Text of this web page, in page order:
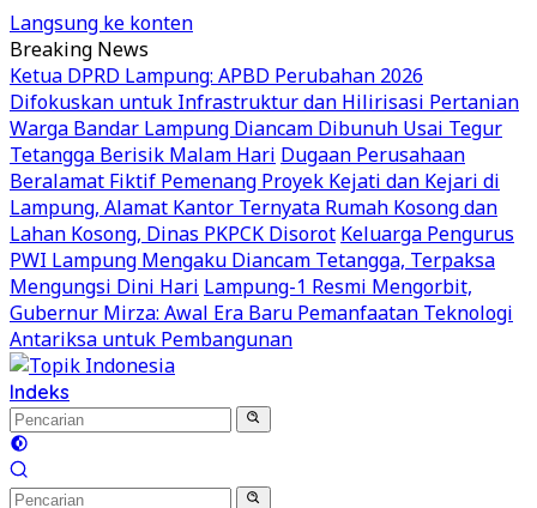
Langsung ke konten
Breaking News
Ketua DPRD Lampung: APBD Perubahan 2026
Difokuskan untuk Infrastruktur dan Hilirisasi Pertanian
Warga Bandar Lampung Diancam Dibunuh Usai Tegur
Tetangga Berisik Malam Hari Dugaan Perusahaan
Beralamat Fiktif Pemenang Proyek Kejati dan Kejari di
Lampung, Alamat Kantor Ternyata Rumah Kosong dan
Lahan Kosong, Dinas PKPCK Disorot Keluarga Pengurus
PWI Lampung Mengaku Diancam Tetangga, Terpaksa
Mengungsi Dini Hari Lampung-1 Resmi Mengorbit,
Gubernur Mirza: Awal Era Baru Pemanfaatan Teknologi
Antariksa untuk Pembangunan
Indeks